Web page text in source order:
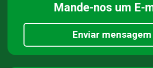
Mande-nos um E-
Enviar mensagem